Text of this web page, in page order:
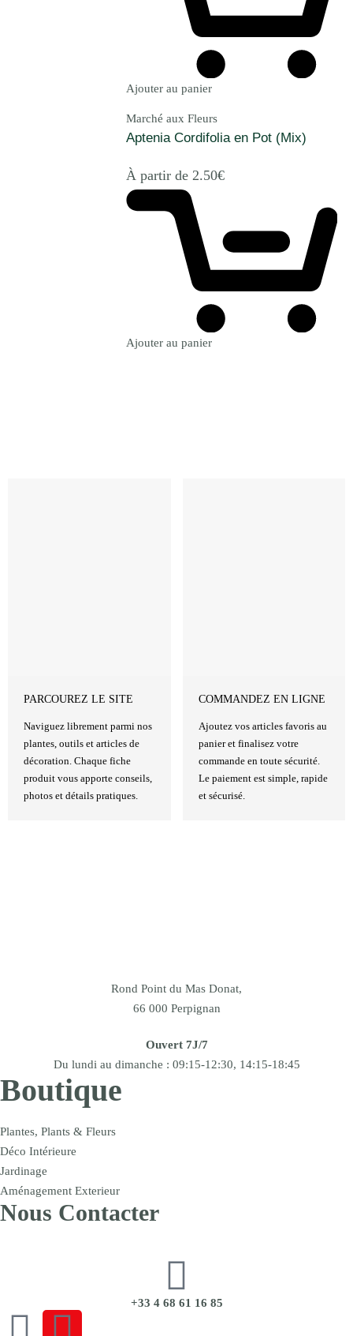
Ajouter au panier
Marché aux Fleurs
Aptenia Cordifolia en Pot (Mix)
À partir de 2.50€
Ajouter au panier
PARCOUREZ LE SITE
Naviguez librement parmi nos
plantes, outils et articles de
décoration. Chaque fiche
produit vous apporte conseils,
photos et détails pratiques.
COMMANDEZ EN LIGNE
Ajoutez vos articles favoris au
panier et finalisez votre
commande en toute sécurité.
Le paiement est simple, rapide
et sécurisé.
Rond Point du Mas Donat,
66 000 Perpignan
Ouvert 7J/7
Du lundi au dimanche : 09:15-12:30, 14:15-18:45
Boutique
Plantes, Plants & Fleurs
Déco Intérieure
Jardinage
Aménagement Exterieur
Nous Contacter
+33 4 68 61 16 85